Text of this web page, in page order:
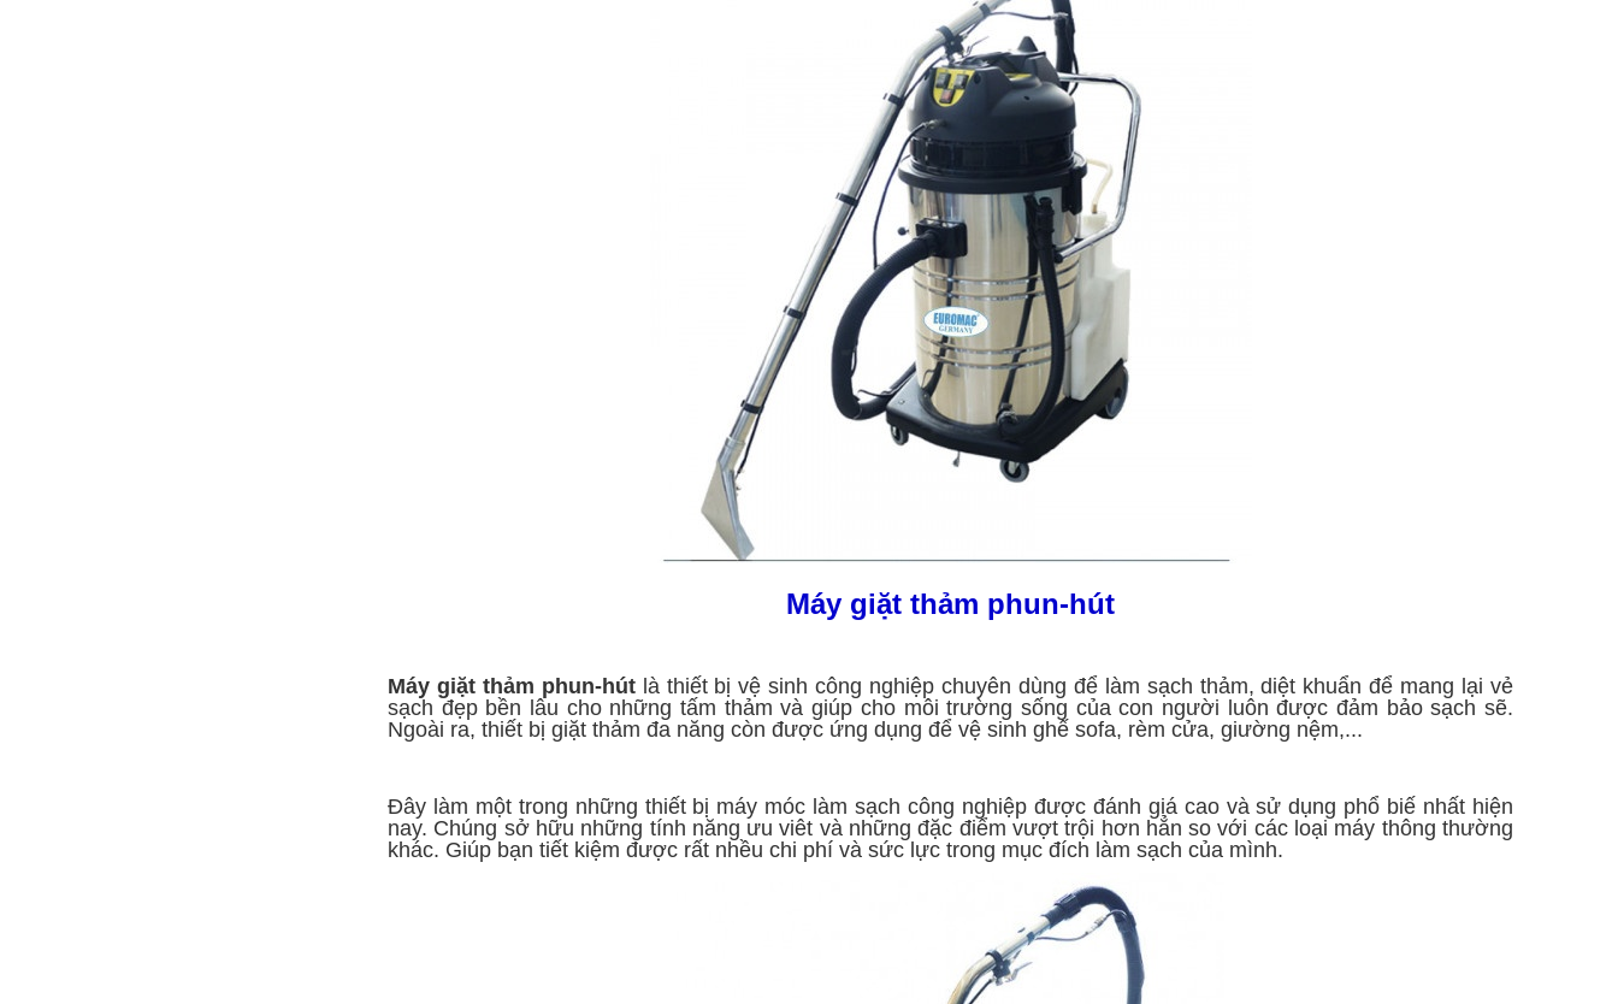
Máy giặt thảm phun-hút
Máy giặt thảm phun-hútlà thiết bị vệ sinh công nghiệp chuyên dùng để làm sạch thảm, diệt khuẩn để mang lại vẻ
sạch đẹp bền lâu cho những tấm thảm và giúp cho môi trường sống của con người luôn được đảm bảo sạch sẽ.
Ngoài ra, thiết bị giặt thảm đa năng còn được ứng dụng để vệ sinh ghế sofa, rèm cửa, giường nệm,...
Đây làm một trong những thiết bị máy móc làm sạch công nghiệp được đánh giá cao và sử dụng phổ biế nhất hiện
nay. Chúng sở hữu những tính năng ưu viêt và những đặc điểm vượt trội hơn hẳn so với các loại máy thông thường
khác. Giúp bạn tiết kiệm được rất nhều chi phí và sức lực trong mục đích làm sạch của mình.